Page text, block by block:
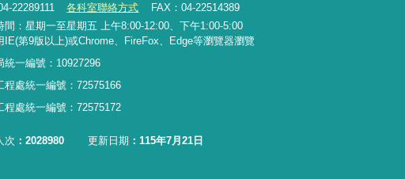
22289111 各科室聯絡方式
FAX：04-22514389
間：星期一至星期五 上午8:00-12:00、下午1:00-5:00
IE(第9版以上)或Chrome、FireFox、Edge等瀏覽器瀏覽
統一編號：10927296
程處統一編號 ： 72575166
程處統一編號 ： 72575172
次 2028980 更新日期 115年7月21日